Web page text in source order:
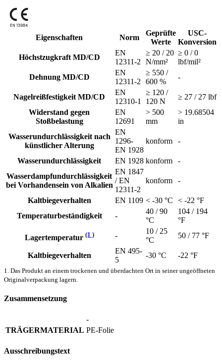
EN 13984
Eigenschaften Norm
Geprüfte
Werte
USC-
Konversion
Höchstzugkraft MD/CD
EN
12311-2
≥ 20 / 20
N/mm²
≥ 0 / 0
lbf/mil²
Dehnung MD/CD
EN
12311-2
≥ 550 /
600 %
-
Nagelreißfestigkeit MD/CD
EN
12310-1
≥ 120 /
120 N
≥ 27 / 27 lbf
Widerstand gegen
Stoßbelastung
EN
12691
> 500
mm
> 19.68504
in
Wasserundurchlässigkeit nach
künstlicher Alterung
EN
1296-
EN 1928
konform -
Wasserundurchlässigkeit EN 1928 konform
-
Wasserdampfundurchlässigkeit
bei Vorhandensein von Alkalien
EN 1847
/ EN
12311-2
konform -
Kaltbiegeverhalten EN 1109 < -30 °C
< -22 °F
Temperaturbeständigkeit
-
40 / 90
°C
104 / 194
°F
Lagertemperatur(1 ) -
10 / 25
°C
50 / 77 °F
Kaltbiegeverhalten
EN 495-
5
-30 °C -22 °F
1. Das Produkt an einem trockenen und überdachten Ort in seiner ungeöffneten
Originalverpackung lagern.
Zusammensetzung
-
TRÄGERMATERIAL PE-Folie
Ausschreibungstext